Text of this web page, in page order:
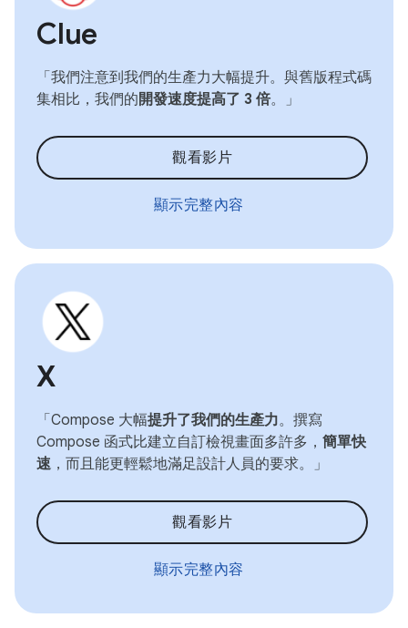
Clue
「我們注意到我們的生產力大幅提升。與舊版程式碼
集相比，我們的開發速度提高了 3 倍。」
觀看影片
顯示完整內容
X
「Compose 大幅提升了我們的生產力。撰寫
Compose 函式比建立自訂檢視畫面多許多， 簡單快
速 ，而且能更輕鬆地滿足設計人員的要求。」
觀看影片
顯示完整內容